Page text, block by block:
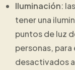
Iluminación:
tener una
puntos de luz
personas,
desactivados